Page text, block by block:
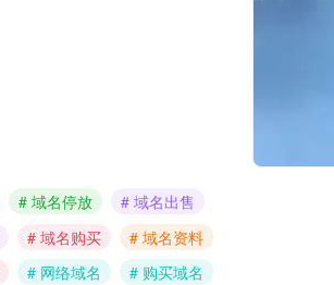
# 域名停放
# 域名出售
# 域名购买
# 域名资料
# 网络域名 # 购买域名